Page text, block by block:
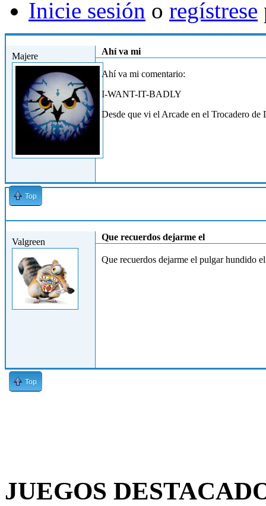
Inicie sesión o regístrese
Majere Ahí va mi
Ahí va mi comentario:
I-WANT-IT-BADLY
Desde que vi el Arcade en el Trocadero
Top
Valgreen Que recuerdos dejarme el
Que recuerdos dejarme el pulgar hundido
Top
JUEGOS